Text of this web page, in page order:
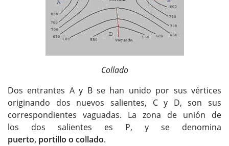
Collado
Dos entrantes A y B se han unido por sus vértices
originando dos nuevos salientes, C y D, son sus
correspondientes vaguadas. La zona de unión de
los dos salientes es P, y se denomina
puerto, portillo o collado.